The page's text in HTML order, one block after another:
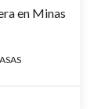
en Minas